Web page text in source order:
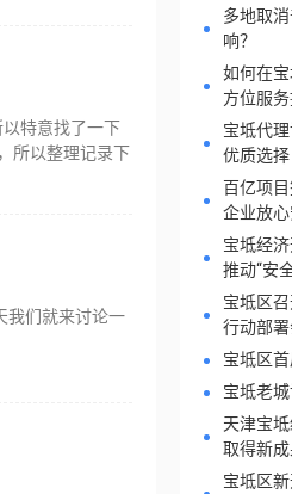
特意找了一下
所以整理记录下
我们就来讨论一
多地取
响？
如何在
方位服
宝坻代
优质选择
百亿项
企业放
宝坻经
推动“安
宝坻区
行动部
宝坻区首
宝坻老
天津宝
取得新
宝坻区